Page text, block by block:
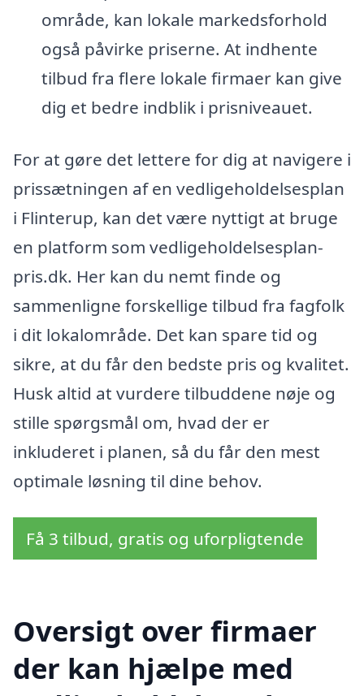
område, kan lokale markedsforhold
også påvirke priserne. At indhente
tilbud fra flere lokale firmaer kan give
dig et bedre indblik i prisniveauet.
For at gøre det lettere for dig at navigere i
prissætningen af en vedligeholdelsesplan
i Flinterup, kan det være nyttigt at bruge
en platform som vedligeholdelsesplan-
pris.dk. Her kan du nemt finde og
sammenligne forskellige tilbud fra fagfolk
i dit lokalområde. Det kan spare tid og
sikre, at du får den bedste pris og kvalitet.
Husk altid at vurdere tilbuddene nøje og
stille spørgsmål om, hvad der er
inkluderet i planen, så du får den mest
optimale løsning til dine behov.
Få 3 tilbud, gratis og uforpligtende
Oversigt over firmaer
der kan hjælpe med